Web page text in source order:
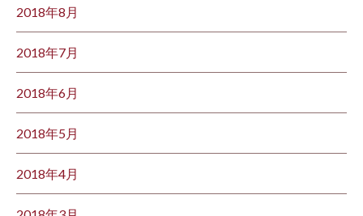
2018年8月
2018年7月
2018年6月
2018年5月
2018年4月